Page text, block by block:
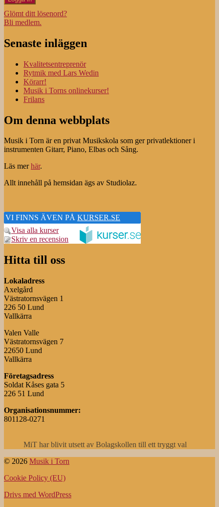
Glömt ditt lösenord?
Bli medlem.
Senaste inläggen
Kvalitetsentreprenör
Rytmik med Lars Wedin
Körarr!
Musik i Torns onlinekurser!
Frilans
Om denna webbplats
Musik i Torn är en privat Musikskola som ger privatlektioner i
instrumenten Gitarr, Piano, Elbas och Sång.
Läs merhär.
Allt innehåll på hemsidan ägs av Studiolaz.
VI FINNS ÄVEN PÅ KURSER.SE
Visa alla kurser
Skriv en recension
Hitta till oss
Lokaladress
Axelgård
Västratornsvägen 1
226 50 Lund
Vallkärra
Valen Valle
Västratornsvägen 7
22650 Lund
Vallkärra
Företagsadress
Soldat Kåses gata 5
226 51 Lund
Organisationsnummer:
801128-0271
MiT har blivit utsett av Bolagskollen till ett tryggt val
© 2026 Musik i Torn
Cookie Policy (EU)
Drivs med WordPress